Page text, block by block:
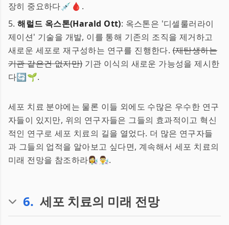
장히 중요하다💉🩸.
5.해럴드 옥스톤(Harald Ott): 옥스톤은 '디셀룰러라이
제이션' 기술을 개발, 이를 통해 기존의 조직을 제거하고
새로운 세포로 재구성하는 연구를 진행한다.(재탄생하는
기관 같은건 없지만)기관 이식의 새로운 가능성을 제시한
다🔄🌱.
세포 치료 분야에는 물론 이들 외에도 수많은 우수한 연구
자들이 있지만, 위의 연구자들은 그들의 효과적이고 혁신
적인 연구로 세포 치료의 길을 열었다. 더 많은 연구자들
과 그들의 업적을 알아보고 싶다면, 계속해서 세포 치료의
미래 전망을 참조하라👩‍🔬👨‍🔬.
6. 세포 치료의 미래 전망